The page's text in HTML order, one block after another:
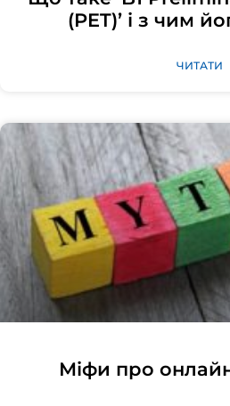
(PET)’ і з чим
ЧИТАТИ
Міфи про